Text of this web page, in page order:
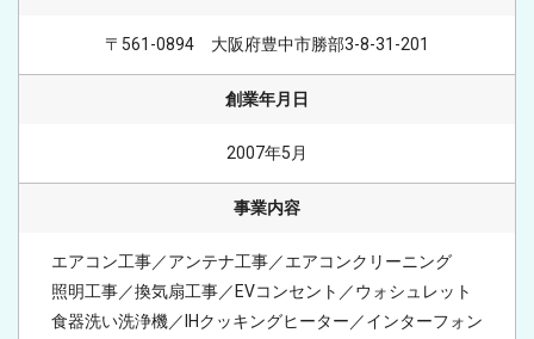
〒561-0894　大阪府豊中市勝部3-8-31-201
創業年月日
2007年5月
事業内容
エアコン工事／アンテナ工事／エアコンクリーニング
照明工事／換気扇工事／EVコンセント／ウォシュレット
食器洗い洗浄機／IHクッキングヒーター／インターフォン